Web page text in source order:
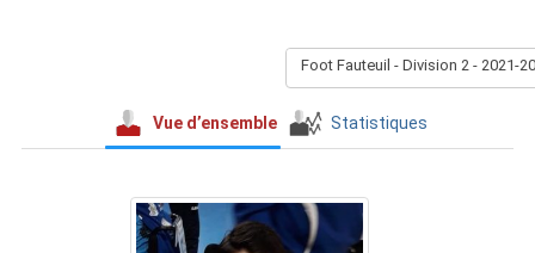
Foot Fauteuil - Division 2 - 2021-
Vue d’ensemble Statistiques